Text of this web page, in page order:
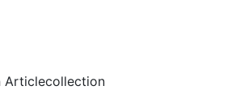
Articlecollection